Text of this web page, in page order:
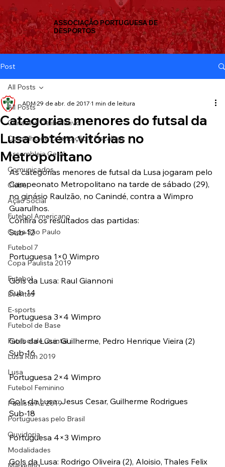
ASSOCIAÇÃO PORTUGUESA DE
DESPORTOS
Post
All Posts
Conselho Deliberativo
Conselho de Orientação e Fiscalizaç
Assembleia Geral
Comunicados
Clube
Ação Social
Futebol Americano
Copa São Paulo
Futebol 7
Copa Paulista 2019
Futebol
Eventos
E-sports
Futebol de Base
Futebol de Quintal
Lusa Run 2019
Lusa
Futebol Feminino
Paulista A2 2019
Portuguesas pelo Brasil
Ouvidoria
Modalidades
All Posts
Categorias menores do futsal da
Lusa obtém vitórias no
Metropolitano
ADM 29 de abr. de 2017 1 min de leitura
As categorias menores de futsal da Lusa jogaram pelo
Campeonato Metropolitano na tarde de sábado (29),
no ginásio Raulzão, no Canindé, contra a Wimpro
Guarulhos.
Confira os resultados das partidas:
Sub-12
Portuguesa 1×0 Wimpro
Gols da Lusa: Raul Giannoni
Sub-14
Portuguesa 3×4 Wimpro
Gols da Lusa: Guilherme, Pedro Henrique Vieira (2)
Sub-16
Portuguesa 2×4 Wimpro
Gols da Lusa: Jesus Cesar, Guilherme Rodrigues
Sub-18
Portuguesa 4×3 Wimpro
Gols da Lusa: Rodrigo Oliveira (2), Aloisio, Thales Felix